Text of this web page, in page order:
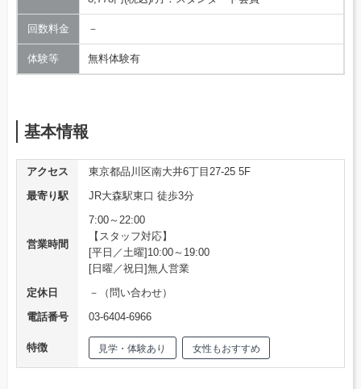
回数料金 －
体験等 無料体験有
基本情報
アクセス
東京都品川区南大井6丁目27-25 5F
最寄り駅
JR大森駅東口 徒歩3分
営業時間
7:00～22:00
【スタッフ対応】
[平日／土曜]10:00～19:00
[日曜／祝日]無人営業
定休日
－（問い合わせ）
電話番号
03-6404-6966
特徴 見学・体験あり 女性もおすすめ